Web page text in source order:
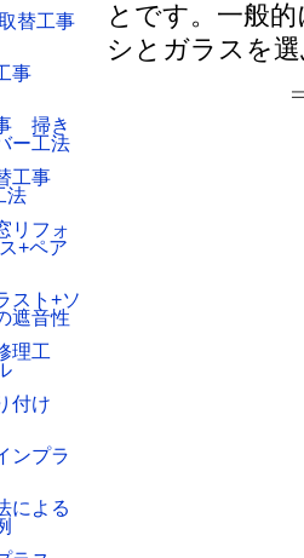
とです。一般
シとガラスを
替工事
事
掃き
ー工法
工事
法
リフォ
+ペア
スト+ソ
遮音性
理工
付け
ンプラ
による